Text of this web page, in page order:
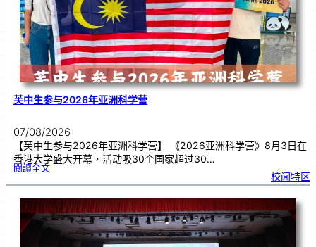
芙中生参与2026年亚洲科学营
07/08/2026
【芙中生参与2026年亚洲科学营】 《2026亚洲科学营》8月3日在
香港大学盛大开幕，活动吸30个国家超过30…
閱讀全文:芙
参
2
0
2
6
年
亚
洲科
校闻特区